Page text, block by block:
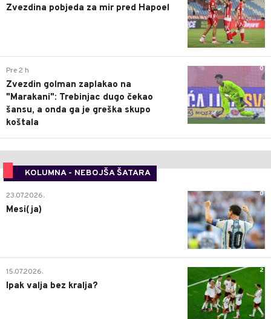
Zvezdina pobjeda za mir pred Hapoel
0
Pre 2 h
Zvezdin golman zaplakao na
"Marakani": Trebinjac dugo čekao
šansu, a onda ga je greška skupo
koštala
KOLUMNA - NEBOJŠA ŠATARA
0
23.07.2026.
Mesi(ja)
2
15.07.2026.
Ipak valja bez kralja?